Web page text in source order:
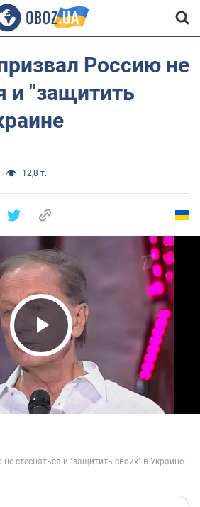
Россию не
и "защитить
12,8 т.
Play Video